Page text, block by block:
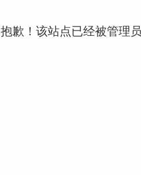
抱歉！该站点已经被管理